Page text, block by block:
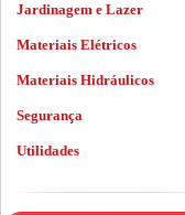
Jardinagem e Lazer
Materiais Elétricos
Materiais Hidráulicos
Segurança
Utilidades